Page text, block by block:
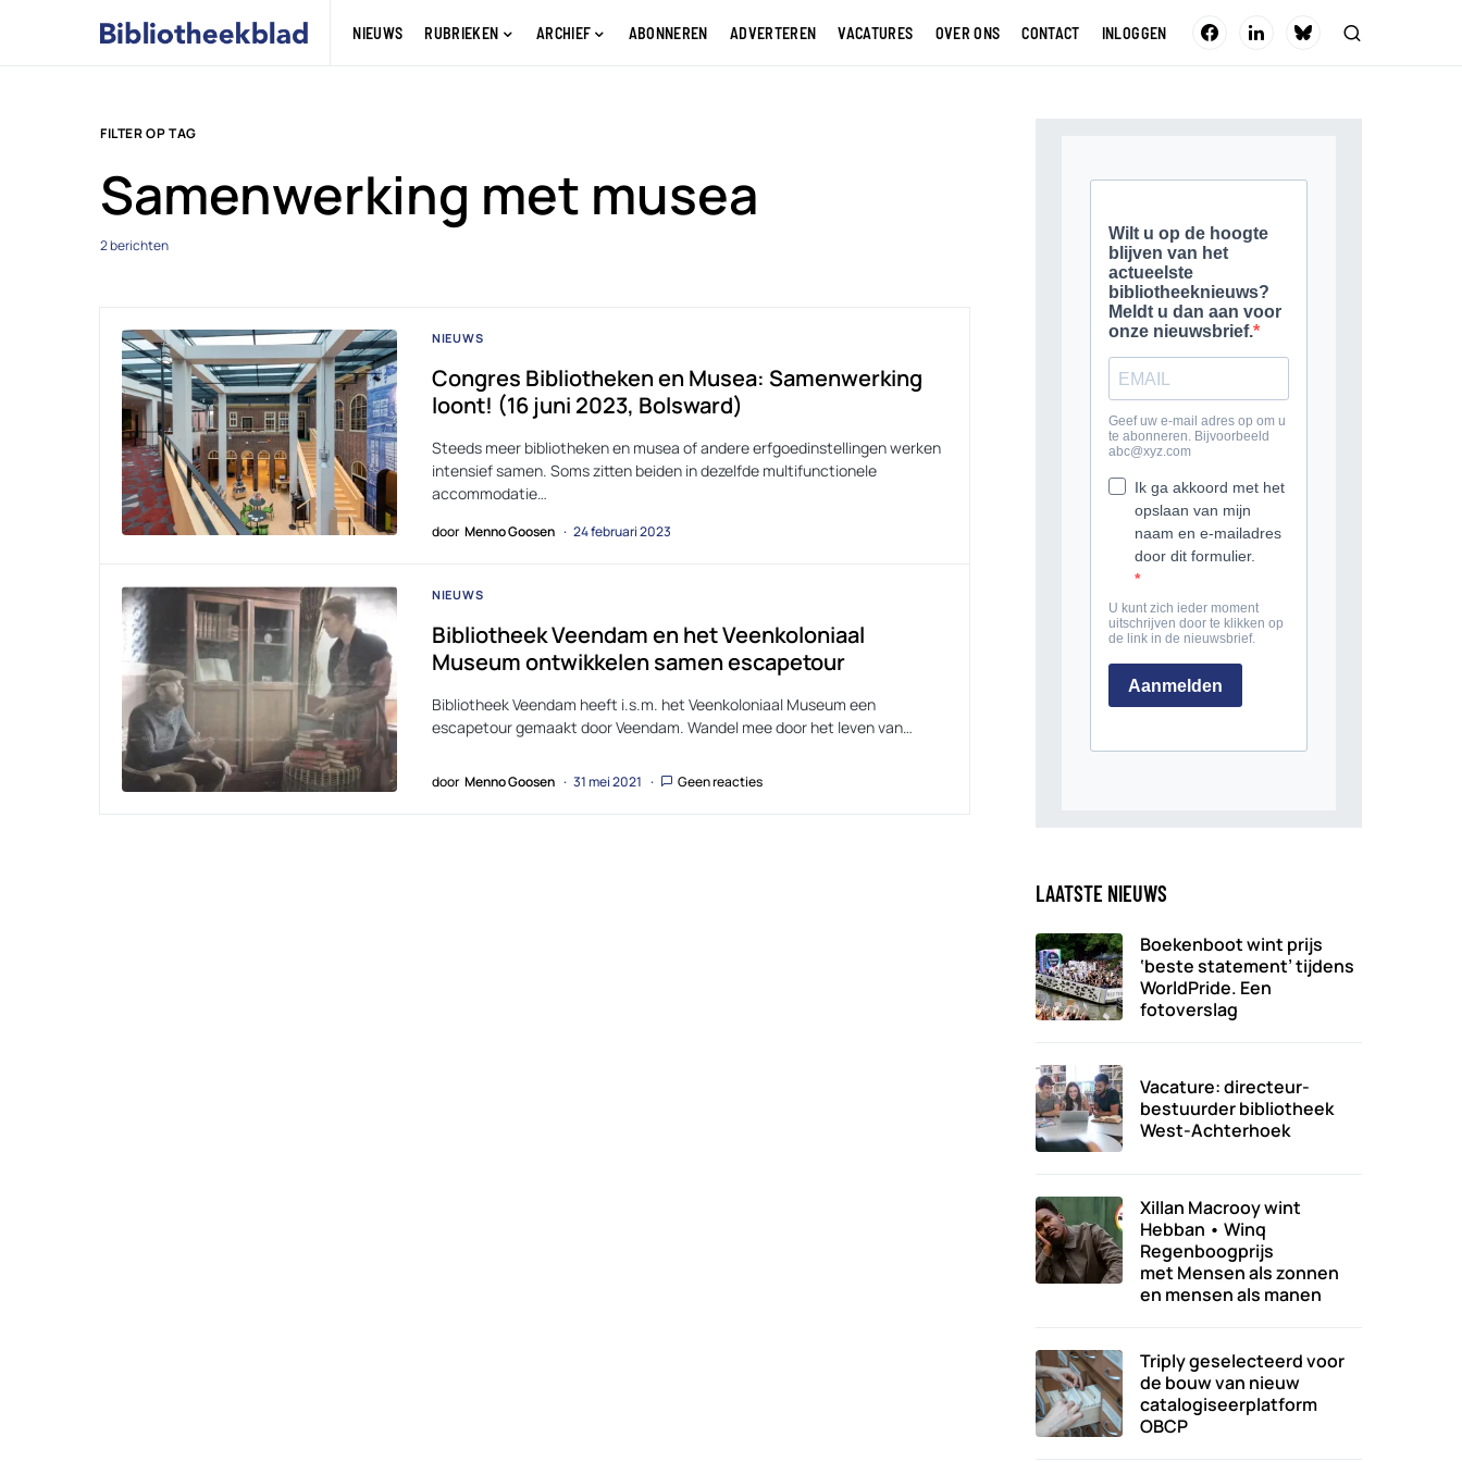
NIEUWS RUBRIEKEN ARCHIEF ABONNEREN ADVERTEREN VACATURES OVER ONS CONTACT INLOGGEN
FILTER OP TAG
Samenwerking met musea
2 berichten
NIEUWS
Congres Bibliotheken en Musea: Samenwerking
loont! (16 juni 2023, Bolsward)
Steeds meer bibliotheken en musea of andere erfgoedinstellingen werken
intensief samen. Soms zitten beiden in dezelfde multifunctionele
accommodatie…
door Menno Goosen 24 februari 2023
NIEUWS
Bibliotheek Veendam en het Veenkoloniaal
Museum ontwikkelen samen escapetour
Bibliotheek Veendam heeft i.s.m. het Veenkoloniaal Museum een
escapetour gemaakt door Veendam. Wandel mee door het leven van…
door Menno Goosen 31 mei 2021 Geen reacties
LAATSTE NIEUWS
Boekenboot wint prijs
‘beste statement’ tijdens
WorldPride. Een
fotoverslag
Vacature: directeur-
bestuurder bibliotheek
West-Achterhoek
Xillan Macrooy wint
Hebban • Winq
Regenboogprijs
met Mensen als zonnen
en mensen als manen
Triply geselecteerd voor
de bouw van nieuw
catalogiseerplatform
OBCP